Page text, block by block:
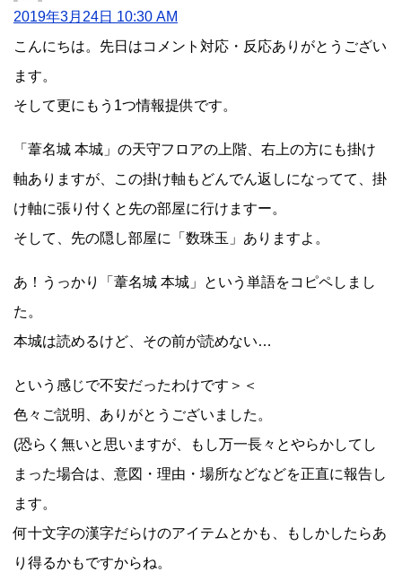
2019年3月24日 10:30 AM
こんにちは。先日はコメント対応・反応ありがとうござい
ます。
そして更にもう1つ情報提供です。
「葦名城 本城」の天守フロアの上階、右上の方にも掛け
軸ありますが、この掛け軸もどんでん返しになってて、掛
け軸に張り付くと先の部屋に行けますー。
そして、先の隠し部屋に「数珠玉」ありますよ。
あ！うっかり「葦名城 本城」という単語をコピペしまし
た。
本城は読めるけど、その前が読めない…
という感じで不安だったわけです＞＜
色々ご説明、ありがとうございました。
(恐らく無いと思いますが、もし万一長々とやらかしてし
まった場合は、意図・理由・場所などなどを正直に報告し
ます。
何十文字の漢字だらけのアイテムとかも、もしかしたらあ
り得るかもですからね。